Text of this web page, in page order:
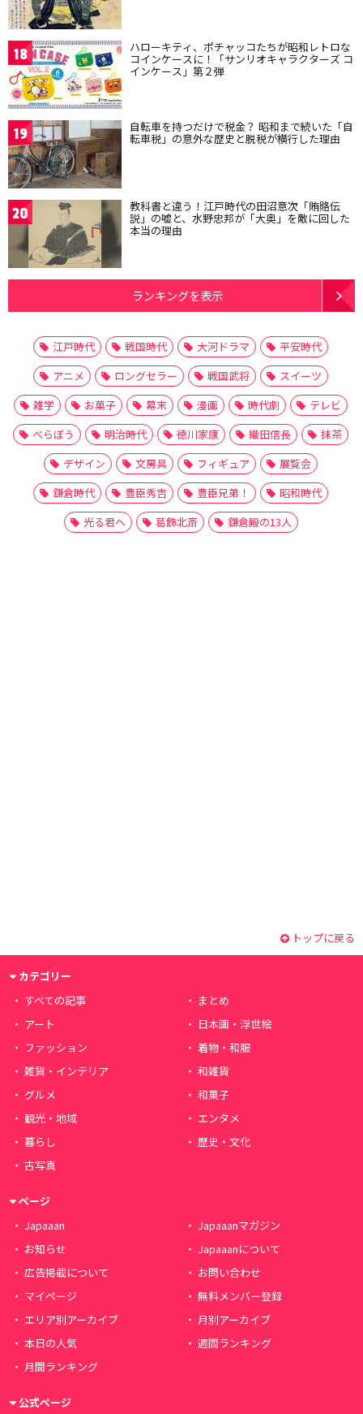
18 ハローキティ、ポチャッコたちが昭和レトロな
コインケースに！「サンリオキャラクターズ コ
インケース」第２弾
19 自転車を持つだけで税金？ 昭和まで続いた「自
転車税」の意外な歴史と脱税が横行した理由
20 教科書と違う！江戸時代の田沼意次「賄賂伝
説」の嘘と、水野忠邦が「大奥」を敵に回した
本当の理由
ランキングを表示
江戸時代 戦国時代 大河ドラマ
平安時代
アニメ
ロングセラー 戦国武将
スイーツ
雑学
お菓子 幕末 漫画 時代劇
テレビ
べらぼう
明治時代 徳川家康 織田信長
抹茶
デザイン
文房具 フィギュア
展覧会
鎌倉時代
豊臣秀吉 豊臣兄弟！
昭和時代
光る君へ
葛飾北斎 鎌倉殿の13人
トップに戻る
カテゴリー
すべての記事
まとめ
アート
日本画・浮世絵
ファッション
着物・和服
雑貨・インテリア
和雑貨
グルメ
和菓子
観光・地域
エンタメ
暮らし
歴史・文化
古写真
ページ
Japaaan
Japaaanマガジン
お知らせ
Japaaanについて
広告掲載について
お問い合わせ
マイページ
無料メンバー登録
エリア別アーカイブ
月別アーカイブ
本日の人気
週間ランキング
月間ランキング
公式ページ